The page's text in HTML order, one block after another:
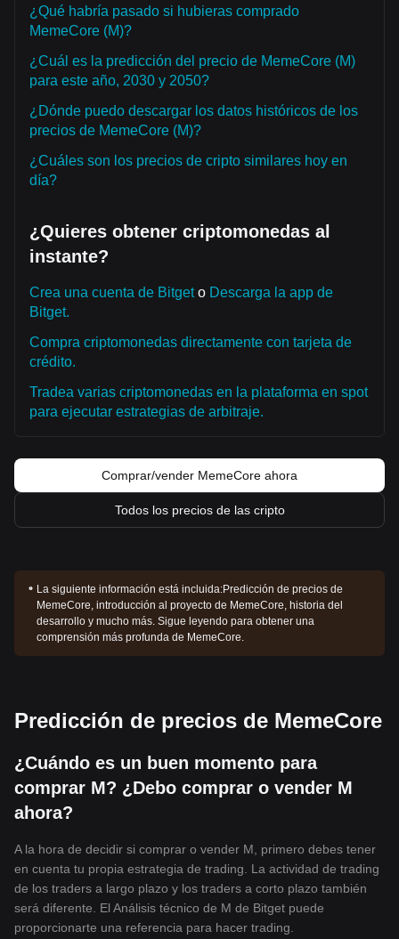
¿Qué habría pasado si hubieras comprado
MemeCore (M)?
¿Cuál es la predicción del precio de MemeCore (M)
para este año, 2030 y 2050?
¿Dónde puedo descargar los datos históricos de los
precios de MemeCore (M)?
¿Cuáles son los precios de cripto similares hoy en
día?
¿Quieres obtener criptomonedas al
instante?
Crea una cuenta de Bitgeto Descarga la app de
Bitget.
Compra criptomonedas directamente con tarjeta de
crédito.
Tradea varias criptomonedas en la plataforma en spot
para ejecutar estrategias de arbitraje.
Comprar/vender MemeCore ahora
Todos los precios de las cripto
La siguiente información está incluida:Predicción de precios de
MemeCore, introducción al proyecto de MemeCore, historia del
desarrollo y mucho más. Sigue leyendo para obtener una
comprensión más profunda de MemeCore.
Predicción de precios de MemeCore
¿Cuándo es un buen momento para
comprar M? ¿Debo comprar o vender M
ahora?
A la hora de decidir si comprar o vender M, primero debes tener
en cuenta tu propia estrategia de trading. La actividad de trading
de los traders a largo plazo y los traders a corto plazo también
será diferente. El Análisis técnico de M de Bitget puede
proporcionarte una referencia para hacer trading.